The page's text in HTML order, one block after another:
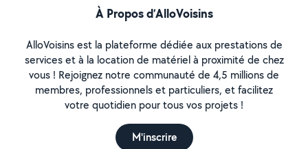
À Propos d’AlloVoisins
AlloVoisins est la plateforme dédiée aux prestations de
services et à la location de matériel à proximité de chez
vous ! Rejoignez notre communauté de 4,5 millions de
membres, professionnels et particuliers, et facilitez
votre quotidien pour tous vos projets !
M'inscrire